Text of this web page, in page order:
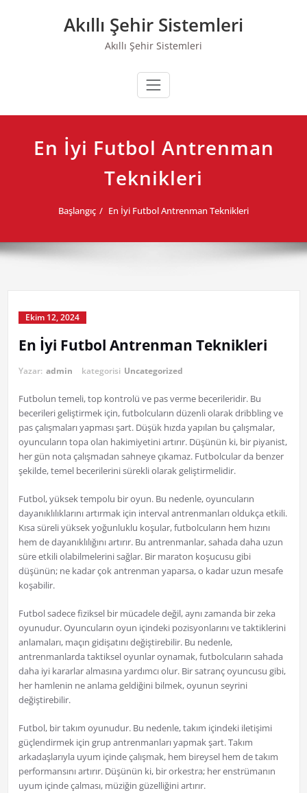
Akıllı Şehir Sistemleri
Akıllı Şehir Sistemleri
En İyi Futbol Antrenman
Teknikleri
Başlangıç En İyi Futbol Antrenman Teknikleri
Ekim 12, 2024
En İyi Futbol Antrenman Teknikleri
Yazar: admin kategorisi Uncategorized
Futbolun temeli, top kontrolü ve pas verme becerileridir. Bu
becerileri geliştirmek için, futbolcuların düzenli olarak dribbling ve
pas çalışmaları yapması şart. Düşük hızda yapılan bu çalışmalar,
oyuncuların topa olan hakimiyetini artırır. Düşünün ki, bir piyanist,
her gün nota çalışmadan sahneye çıkamaz. Futbolcular da benzer
şekilde, temel becerilerini sürekli olarak geliştirmelidir.
Futbol, yüksek tempolu bir oyun. Bu nedenle, oyuncuların
dayanıklılıklarını artırmak için interval antrenmanları oldukça etkili.
Kısa süreli yüksek yoğunluklu koşular, futbolcuların hem hızını
hem de dayanıklılığını artırır. Bu antrenmanlar, sahada daha uzun
süre etkili olabilmelerini sağlar. Bir maraton koşucusu gibi
düşünün; ne kadar çok antrenman yaparsa, o kadar uzun mesafe
koşabilir.
Futbol sadece fiziksel bir mücadele değil, aynı zamanda bir zeka
oyunudur. Oyuncuların oyun içindeki pozisyonlarını ve taktiklerini
anlamaları, maçın gidişatını değiştirebilir. Bu nedenle,
antrenmanlarda taktiksel oyunlar oynamak, futbolcuların sahada
daha iyi kararlar almasına yardımcı olur. Bir satranç oyuncusu gibi,
her hamlenin ne anlama geldiğini bilmek, oyunun seyrini
değiştirebilir.
Futbol, bir takım oyunudur. Bu nedenle, takım içindeki iletişimi
güçlendirmek için grup antrenmanları yapmak şart. Takım
arkadaşlarıyla uyum içinde çalışmak, hem bireysel hem de takım
performansını artırır. Düşünün ki, bir orkestra; her enstrümanın
uyum içinde çalması, müziğin güzelliğini artırır.